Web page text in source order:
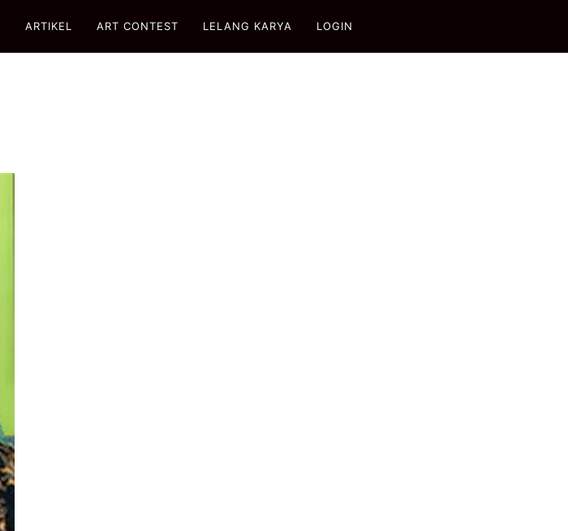
ARTIKEL ART CONTEST LELANG KARYA LOGIN